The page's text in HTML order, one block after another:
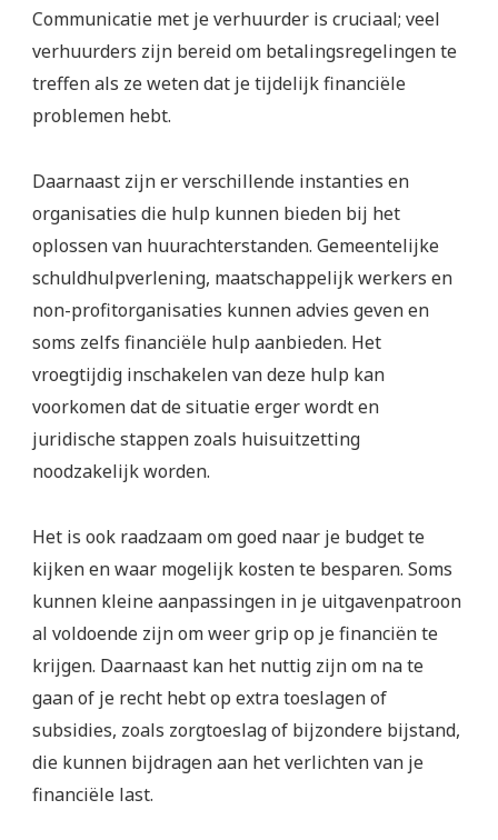
Communicatie met je verhuurder is cruciaal; veel
verhuurders zijn bereid om betalingsregelingen te
treffen als ze weten dat je tijdelijk financiële
problemen hebt.
Daarnaast zijn er verschillende instanties en
organisaties die hulp kunnen bieden bij het
oplossen van huurachterstanden. Gemeentelijke
schuldhulpverlening, maatschappelijk werkers en
non-profitorganisaties kunnen advies geven en
soms zelfs financiële hulp aanbieden. Het
vroegtijdig inschakelen van deze hulp kan
voorkomen dat de situatie erger wordt en
juridische stappen zoals huisuitzetting
noodzakelijk worden.
Het is ook raadzaam om goed naar je budget te
kijken en waar mogelijk kosten te besparen. Soms
kunnen kleine aanpassingen in je uitgavenpatroon
al voldoende zijn om weer grip op je financiën te
krijgen. Daarnaast kan het nuttig zijn om na te
gaan of je recht hebt op extra toeslagen of
subsidies, zoals zorgtoeslag of bijzondere bijstand,
die kunnen bijdragen aan het verlichten van je
financiële last.